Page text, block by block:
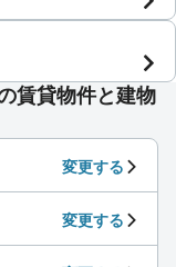
賃貸物件と建物
変更する
変更する